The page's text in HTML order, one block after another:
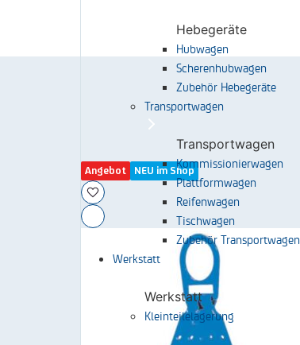
Hebegeräte
Hubwagen
Scherenhubwagen
Zubehör Hebegeräte
Transportwagen
Transportwagen
Kommissionierwagen
Plattformwagen
Reifenwagen
Tischwagen
Zubehör Transportwagen
Werkstatt
Werkstatt
Kleinteilelagerung
Angebot NEU im Shop